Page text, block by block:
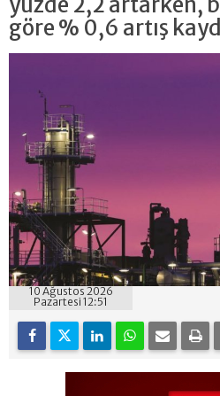
göre % 0,6 artış
10 Ağustos 2026
Pazartesi 12:51